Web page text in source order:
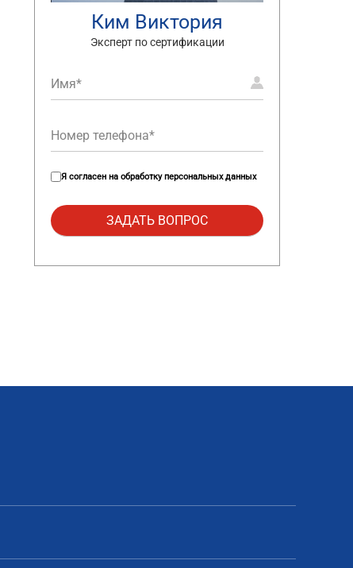
Ким Виктория
Эксперт по сертификации
Я согласен на обработку персональных данных